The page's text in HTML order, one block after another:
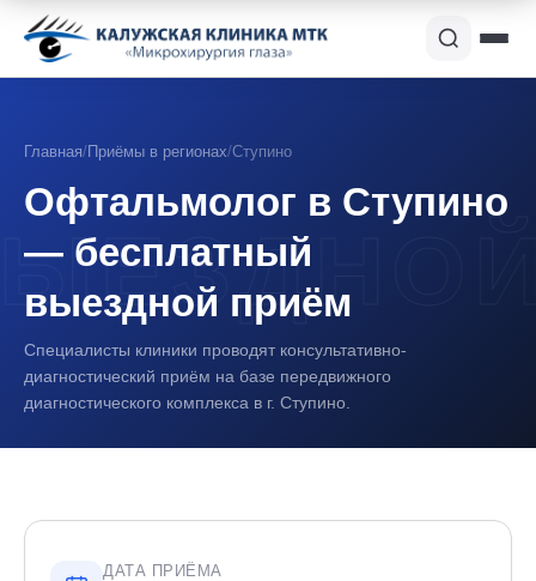
Главная/Приёмы в регионах/Ступино
Офтальмолог в Ступино
— бесплатный
выездной приём
Специалисты клиники проводят консультативно-
диагностический приём на базе передвижного
диагностического комплекса в г. Ступино.
ДАТА ПРИЁМА